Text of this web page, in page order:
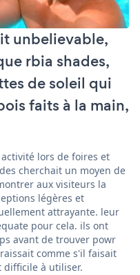
unbelievable,
rbia shades,
de soleil qui
faits à la main,
lors de foires et
cherchait un moyen de
aux visiteurs la
légères et
attrayante. leur
pour cela. ils ont
avant de trouver powr
comme s'il faisait
à utiliser.